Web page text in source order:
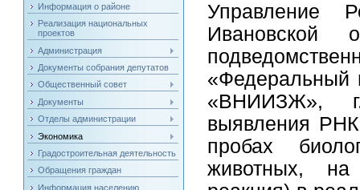
Информация о районе
Реализация национальных
проектов
Администрация
Документы собрания депутатов
Общественный совет
Документы
Отделы администрации
Экономика
Градостроительная деятельность
Обращения граждан
Информация населению
Управление
Ивановской
«Федеральный
«ВНИИЗЖ»,
выявления РНК
пробах
животных,